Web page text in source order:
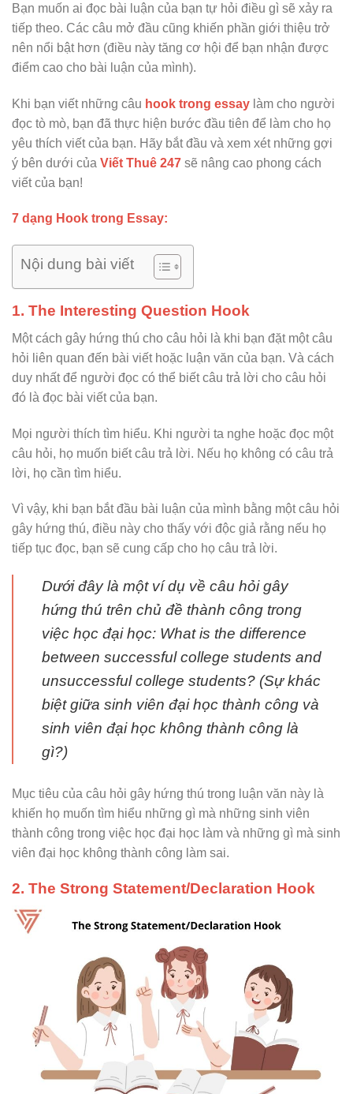
Bạn muốn ai đọc bài luận của bạn tự hỏi điều gì sẽ xảy ra
tiếp theo. Các câu mở đầu cũng khiến phần giới thiệu trở
nên nổi bật hơn (điều này tăng cơ hội để bạn nhận được
điểm cao cho bài luận của mình).
Khi bạn viết những câu hook trong essay làm cho người
đọc tò mò, bạn đã thực hiện bước đầu tiên để làm cho họ
yêu thích viết của bạn. Hãy bắt đầu và xem xét những gợi
ý bên dưới của Viết Thuê 247 sẽ nâng cao phong cách
viết của bạn!
7 dạng Hook trong Essay:
Nội dung bài viết
1. The Interesting Question Hook
Một cách gây hứng thú cho câu hỏi là khi bạn đặt một câu
hỏi liên quan đến bài viết hoặc luận văn của bạn. Và cách
duy nhất để người đọc có thể biết câu trả lời cho câu hỏi
đó là đọc bài viết của bạn.
Mọi người thích tìm hiểu. Khi người ta nghe hoặc đọc một
câu hỏi, họ muốn biết câu trả lời. Nếu họ không có câu trả
lời, họ cần tìm hiểu.
Vì vậy, khi bạn bắt đầu bài luận của mình bằng một câu hỏi
gây hứng thú, điều này cho thấy với độc giả rằng nếu họ
tiếp tục đọc, bạn sẽ cung cấp cho họ câu trả lời.
Dưới đây là một ví dụ về câu hỏi gây
hứng thú trên chủ đề thành công trong
việc học đại học: What is the difference
between successful college students and
unsuccessful college students? (Sự khác
biệt giữa sinh viên đại học thành công và
sinh viên đại học không thành công là
gì?)
Mục tiêu của câu hỏi gây hứng thú trong luận văn này là
khiến họ muốn tìm hiểu những gì mà những sinh viên
thành công trong việc học đại học làm và những gì mà sinh
viên đại học không thành công làm sai.
2. The Strong Statement/Declaration Hook